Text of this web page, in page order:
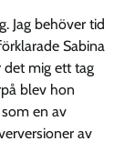
Jag behöver tid
Sabina
det mig ett tag
blev hon
en av
av